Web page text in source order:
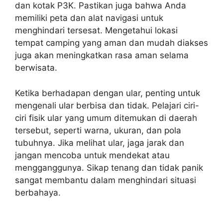
dan kotak P3K. Pastikan juga bahwa Anda
memiliki peta dan alat navigasi untuk
menghindari tersesat. Mengetahui lokasi
tempat camping yang aman dan mudah diakses
juga akan meningkatkan rasa aman selama
berwisata.
Ketika berhadapan dengan ular, penting untuk
mengenali ular berbisa dan tidak. Pelajari ciri-
ciri fisik ular yang umum ditemukan di daerah
tersebut, seperti warna, ukuran, dan pola
tubuhnya. Jika melihat ular, jaga jarak dan
jangan mencoba untuk mendekat atau
mengganggunya. Sikap tenang dan tidak panik
sangat membantu dalam menghindari situasi
berbahaya.